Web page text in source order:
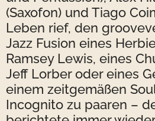
(Saxofon) und Tiago
Leben rief, den
Jazz Fusion eines
Ramsey Lewis, eines
Jeff Lorber oder eines
einem zeitgemäßen
Incognito zu paaren –